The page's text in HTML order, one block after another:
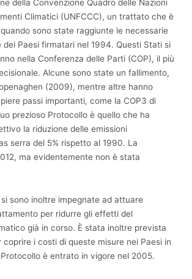
della Convenzione Quadro delle Nazioni
Climatici (UNFCCC), un trattato che è
sono state raggiunte le necessarie
Paesi firmatari nel 1994. Questi Stati si
nella Conferenza delle Parti (COP), il più
Alcune sono state un fallimento,
(2009), mentre altre hanno
passi importanti, come la COP3 di
prezioso Protocollo è quello che ha
la riduzione delle emissioni
serra del 5% rispetto al 1990. La
ma evidentemente non è stata
sono inoltre impegnate ad attuare
per ridurre gli effetti del
già in corso. È stata inoltre prevista
coprire i costi di queste misure nei Paesi in
è entrato in vigore nel 2005.